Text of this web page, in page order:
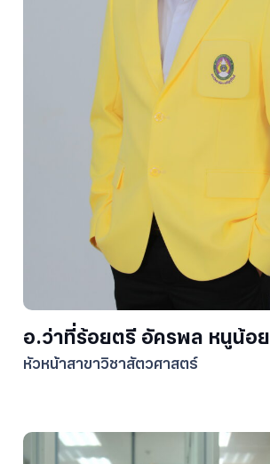
อ.ว่าที่ร้อยตรี อัครพล หนูน้อย
หัวหน้าสาขาวิชาสัตวศาสตร์